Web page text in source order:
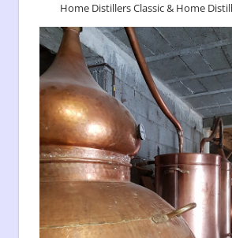
Home Distillers Classic & Home